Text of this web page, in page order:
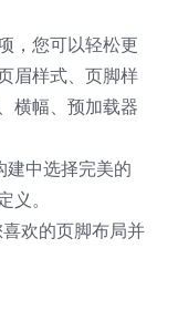
，您可以轻松更
眉样式、页脚样
横幅、预加载器
建中选择完美的
。
欢的页脚布局并